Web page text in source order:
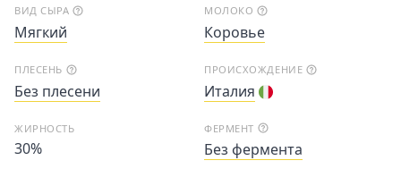
ВИД СЫРА
Мягкий
МОЛОКО
Коровье
ПЛЕСЕНЬ
Без плесени
ПРОИСХОЖДЕНИЕ
Италия
ЖИРНОСТЬ
30%
ФЕРМЕНТ
Без фермента